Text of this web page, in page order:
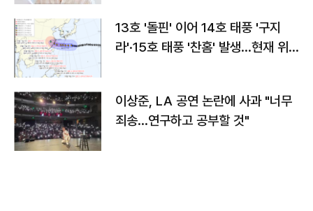
13호 '돌핀' 이어 14호 태풍 '구지
라'·15호 태풍 '찬홈' 발생…현재 위
이상준, LA 공연 논란에 사과 "너무
죄송…연구하고 공부할 것"